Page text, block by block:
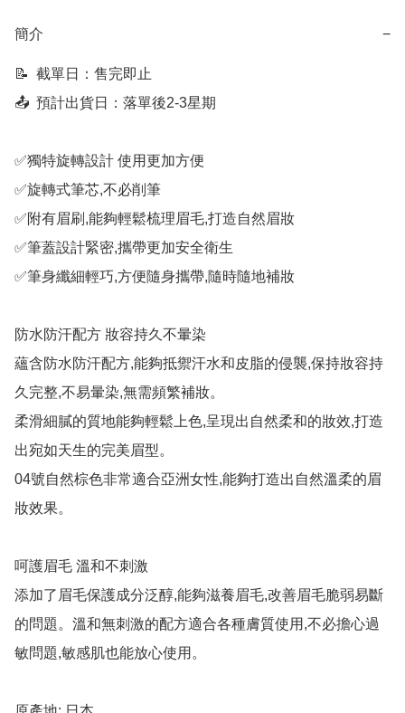
簡介 −
📝  截單日：售完即止
📤  預計出貨日：落單後2-3星期
✅獨特旋轉設計 使用更加方便
✅旋轉式筆芯,不必削筆
✅附有眉刷,能夠輕鬆梳理眉毛,打造自然眉妝
✅筆蓋設計緊密,攜帶更加安全衛生
✅筆身纖細輕巧,方便隨身攜帶,隨時隨地補妝
防水防汗配方 妝容持久不暈染
蘊含防水防汗配方,能夠抵禦汗水和皮脂的侵襲,保持妝容持
久完整,不易暈染,無需頻繁補妝。
柔滑細膩的質地能夠輕鬆上色,呈現出自然柔和的妝效,打造
出宛如天生的完美眉型。
04號自然棕色非常適合亞洲女性,能夠打造出自然溫柔的眉
妝效果。
呵護眉毛 溫和不刺激
添加了眉毛保護成分泛醇,能夠滋養眉毛,改善眉毛脆弱易斷
的問題。溫和無刺激的配方適合各種膚質使用,不必擔心過
敏問題,敏感肌也能放心使用。